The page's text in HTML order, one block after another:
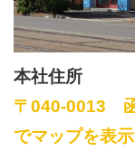
本社住所
〒040-0013
でマップを表示